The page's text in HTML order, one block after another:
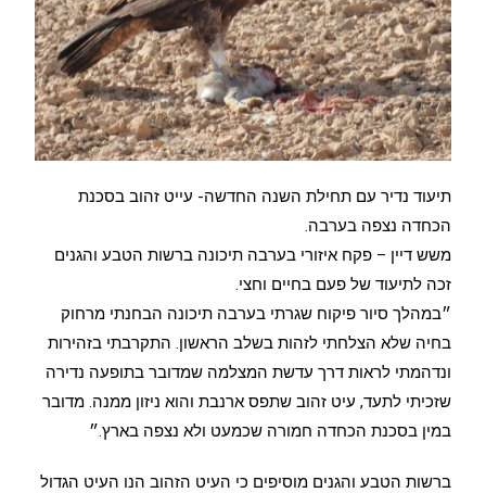
תיעוד נדיר עם תחילת השנה החדשה- עייט זהוב בסכנת
הכחדה נצפה בערבה.
משש דיין – פקח איזורי בערבה תיכונה ברשות הטבע והגנים
זכה לתיעוד של פעם בחיים וחצי.
״במהלך סיור פיקוח שגרתי בערבה תיכונה הבחנתי מרחוק
בחיה שלא הצלחתי לזהות בשלב הראשון. התקרבתי בזהירות
ונדהמתי לראות דרך עדשת המצלמה שמדובר בתופעה נדירה
שזכיתי לתעד, עיט זהוב שתפס ארנבת והוא ניזון ממנה. מדובר
במין בסכנת הכחדה חמורה שכמעט ולא נצפה בארץ.״
ברשות הטבע והגנים מוסיפים כי העיט הזהוב הנו העיט הגדול